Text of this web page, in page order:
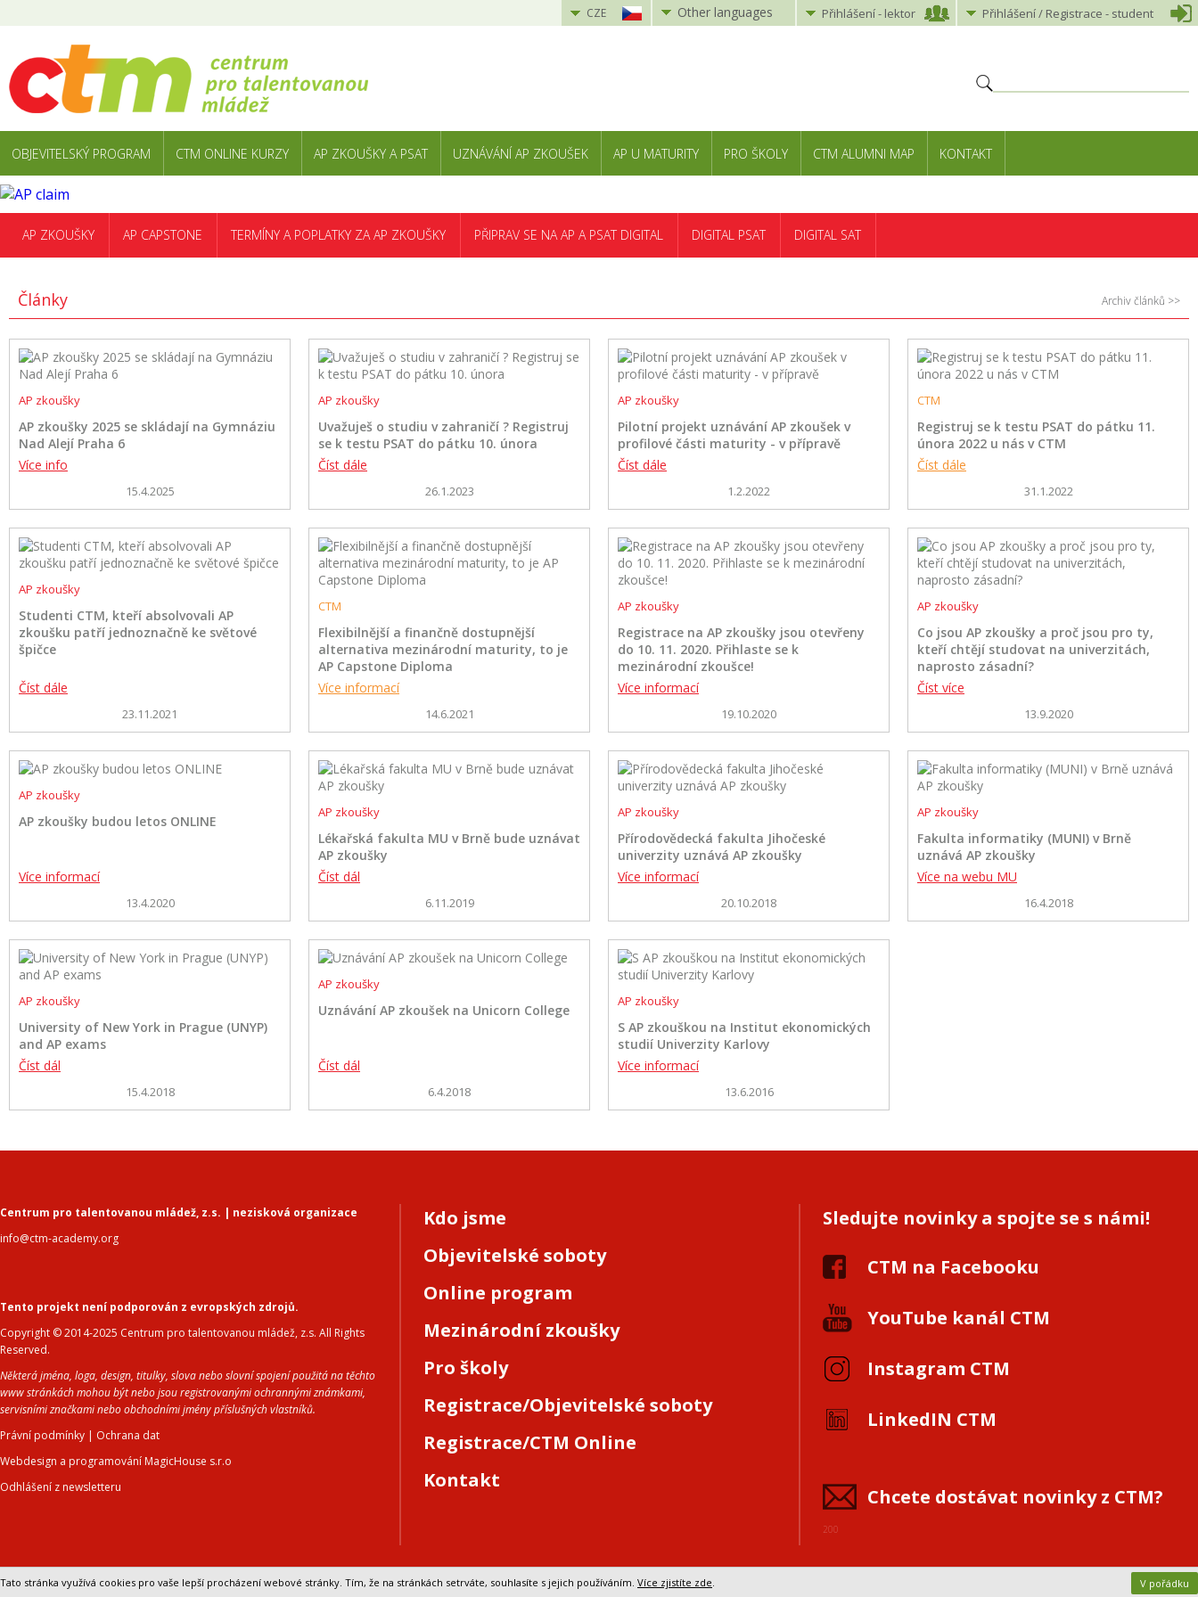
CZE Other languages Přihlášení- lektor Přihlášení/ Registrace - student
OBJEVITELSKÝ PROGRAM CTM ONLINE KURZY AP ZKOUŠKY A PSAT UZNÁVÁNÍ AP ZKOUŠEK AP U MATURITY PRO ŠKOLY CTM ALUMNI MAP KONTAKT
AP ZKOUŠKY AP CAPSTONE TERMÍNY A POPLATKY ZA AP ZKOUŠKY PŘIPRAV SE NA AP A PSAT DIGITAL DIGITAL PSAT DIGITAL SAT
Články Archiv článků >>
AP zkoušky
AP zkoušky 2025 se skládají na Gymnáziu
Nad Alejí Praha 6
Více info
15.4.2025
AP zkoušky
Uvažuješ o studiu v zahraničí ? Registruj
se k testu PSAT do pátku 10. února
Číst dále
26.1.2023
AP zkoušky
Pilotní projekt uznávání AP zkoušek v
profilové části maturity - v přípravě
Číst dále
1.2.2022
CTM
Registruj se k testu PSAT do pátku 11.
února 2022 u nás v CTM
Číst dále
31.1.2022
AP zkoušky
Studenti CTM, kteří absolvovali AP
zkoušku patří jednoznačně ke světové
špičce
Číst dále
23.11.2021
CTM
Flexibilnější a finančně dostupnější
alternativa mezinárodní maturity, to je
AP Capstone Diploma
Více informací
14.6.2021
AP zkoušky
Registrace na AP zkoušky jsou otevřeny
do 10. 11. 2020. Přihlaste se k
mezinárodní zkoušce!
Více informací
19.10.2020
AP zkoušky
Co jsou AP zkoušky a proč jsou pro ty,
kteří chtějí studovat na univerzitách,
naprosto zásadní?
Číst více
13.9.2020
AP zkoušky
AP zkoušky budou letos ONLINE
Více informací
13.4.2020
AP zkoušky
Lékařská fakulta MU v Brně bude uznávat
AP zkoušky
Číst dál
6.11.2019
AP zkoušky
Přírodovědecká fakulta Jihočeské
univerzity uznává AP zkoušky
Více informací
20.10.2018
AP zkoušky
Fakulta informatiky (MUNI) v Brně
uznává AP zkoušky
Více na webu MU
16.4.2018
AP zkoušky
University of New York in Prague (UNYP)
and AP exams
Číst dál
15.4.2018
AP zkoušky
Uznávání AP zkoušek na Unicorn College
Číst dál
6.4.2018
AP zkoušky
S AP zkouškou na Institut ekonomických
studií Univerzity Karlovy
Více informací
13.6.2016
Centrum pro talentovanou mládež, z.s. | nezisková organizace
info@ctm-academy.org
Tento projekt není podporován z evropských zdrojů.
Copyright © 2014-2025 Centrum pro talentovanou mládež, z.s. All Rights
Reserved.
Některá jména, loga, design, titulky, slova nebo slovní spojení použitá na těchto
www stránkách mohou být nebo jsou registrovanými ochrannými známkami,
servisními značkami nebo obchodními jmény příslušných vlastníků.
Právní podmínky | Ochrana dat
Webdesign a programování MagicHouse s.r.o
Odhlášení z newsletteru
Kdo jsme
Objevitelské soboty
Online program
Mezinárodní zkoušky
Pro školy
Registrace/Objevitelské soboty
Registrace/CTM Online
Kontakt
Sledujte novinky a spojte se s námi!
CTM na Facebooku
YouTube kanál CTM
Instagram CTM
LinkedIN CTM
Chcete dostávat novinky z CTM?
200
Tato stránka využívá cookies pro vaše lepší procházení webové stránky. Tím, že na stránkách setrváte, souhlasíte s jejich používáním. Více zjistíte zde. V pořádku